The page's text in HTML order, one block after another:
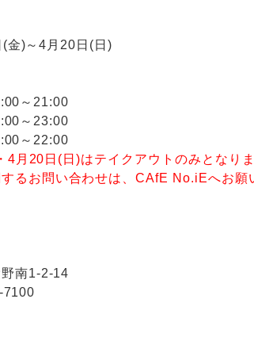
金)～4月20日(日)
～21:00
～23:00
～22:00
月20日(日)はテイクアウトのみとなり
るお問い合わせは、CAfE No.iEへお願
南1-2-14
7100